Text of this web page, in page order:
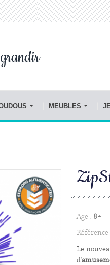
MEUBLES
Age : 8+
Référence
Le
d'